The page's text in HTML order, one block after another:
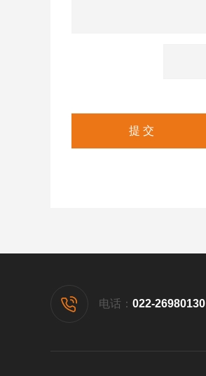
电话： 022-26980130